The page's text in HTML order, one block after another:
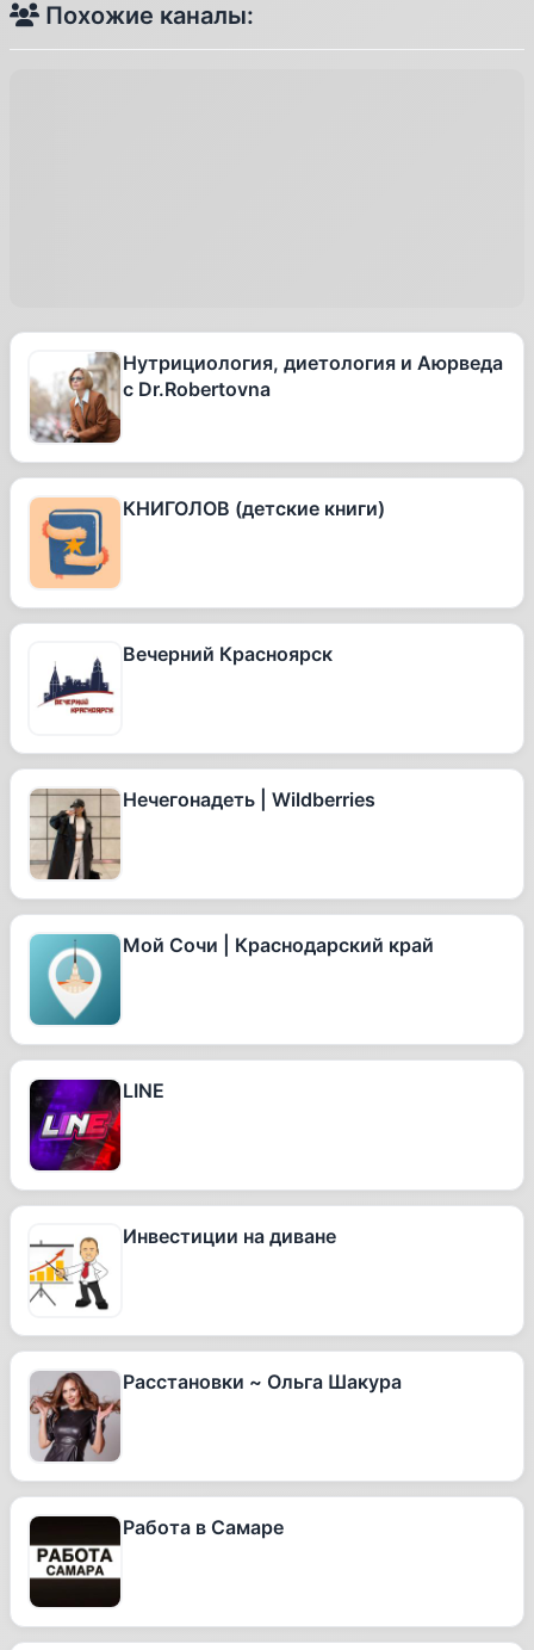
Похожие каналы:
Нутрициология, диетология и Аюрведа
с Dr.Robertovna
КНИГОЛОВ (детские книги)
Вечерний Красноярск
Нечегонадеть | Wildberries
Мой Сочи | Краснодарский край
LINE
Инвестиции на диване
Расстановки ~ Ольга Шакура
Работа в Самаре